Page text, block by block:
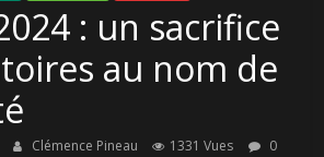
: un sacrifice
au nom de
Clémence Pineau 1331 Vues
0